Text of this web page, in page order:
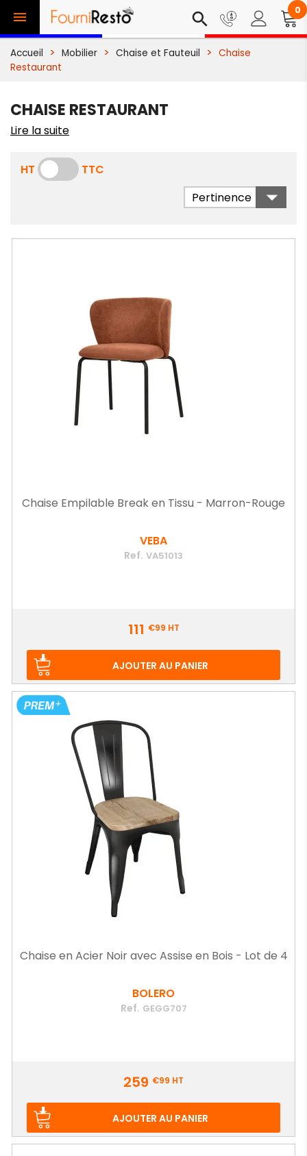
 search 0
Accueil Mobilier Chaise et Fauteuil
Chaise
Restaurant
CHAISE RESTAURANT
Lire la suite
HT
TTC
Pertinence

Chaise Empilable Break en Tissu - Marron-Rouge
VEBA
Ref. VA51013
111 €99 HT
AJOUTER AU PANIER
Chaise en Acier Noir avec Assise en Bois - Lot de 4
BOLERO
Ref. GEGG707
259 €99 HT
AJOUTER AU PANIER